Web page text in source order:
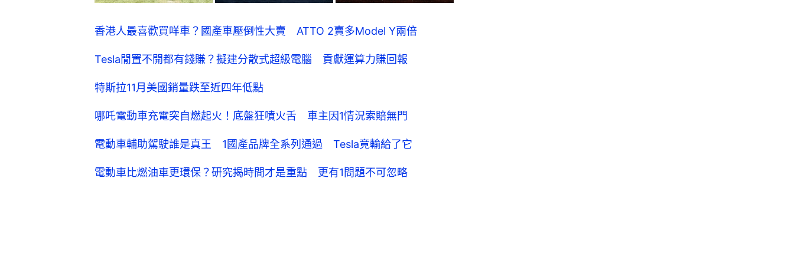
香港人最喜歡買咩車？國產車壓倒性大賣 ATTO 2賣多Model Y兩倍
Tesla閒置不開都有錢賺？擬建分散式超級電腦 貢獻運算力賺回報
特斯拉11月美國銷量跌至近四年低點
哪吒電動車充電突自燃起火！底盤狂噴火舌 車主因1情況索賠無門
電動車輔助駕駛誰是真王 1國產品牌全系列通過 Tesla竟輸給了它
電動車比燃油車更環保？研究揭時間才是重點 更有1問題不可忽略